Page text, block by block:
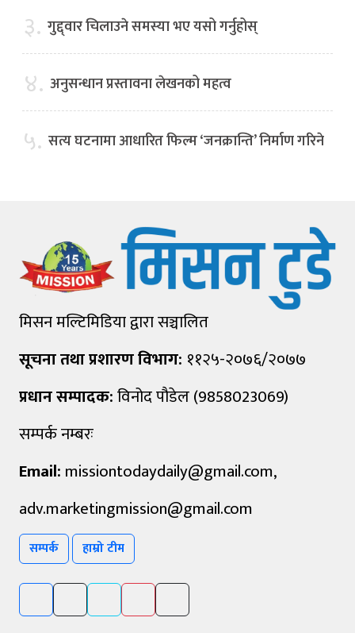
३. गुद्द्वार चिलाउने समस्या भए यसो गर्नुहोस्
४. अनुसन्धान प्रस्तावना लेखनको महत्व
५. सत्य घटनामा आधारित फिल्म ‘जनक्रान्ति’ निर्माण गरिने
मिसन मल्टिमिडिया द्वारा सञ्चालित
सूचना तथा प्रशारण विभाग: ११२५-२०७६/२०७७
प्रधान सम्पादक:विनोद पौडेल (9858023069)
सम्पर्क नम्बरः
Email: missiontodaydaily@gmail.com,
adv.marketingmission@gmail.com
सम्पर्क हाम्रो टीम